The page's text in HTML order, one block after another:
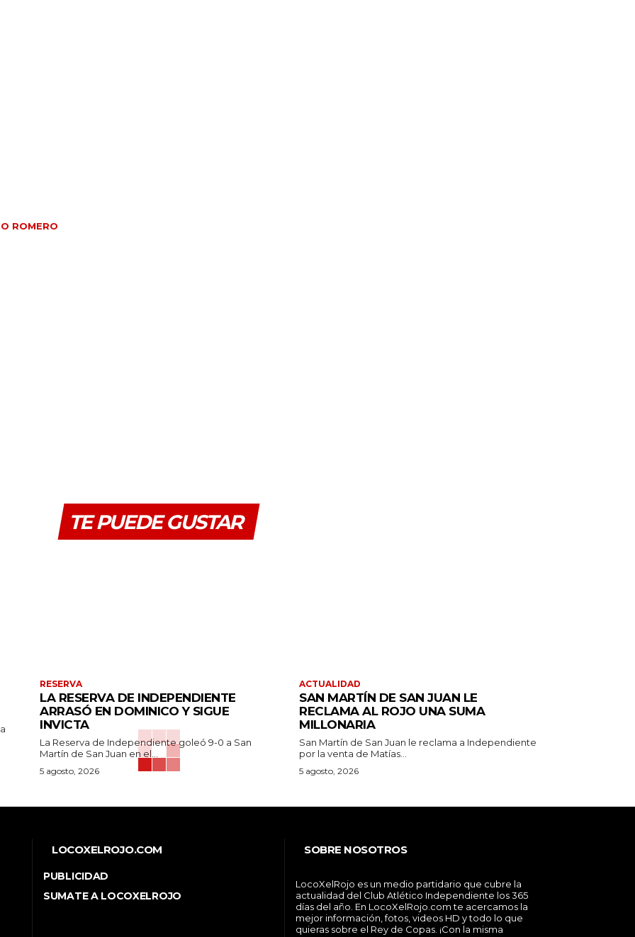
ROMERO
TE PUEDE GUSTAR
RESERVA
LA RESERVA DE INDEPENDIENTE
ARRASÓ EN DOMINICO Y SIGUE
INVICTA
La Reserva de Independiente goleó 9-0 a San
Martín de San Juan en el...
5 agosto, 2026
ACTUALIDAD
SAN MARTÍN DE SAN JUAN LE
RECLAMA AL ROJO UNA SUMA
MILLONARIA
San Martín de San Juan le reclama a Independiente
por la venta de Matías...
5 agosto, 2026
LOCOXELROJO.COM
PUBLICIDAD
SUMATE A LOCOXELROJO
SOBRE NOSOTROS
LocoXelRojo es un medio partidario que cubre la
actualidad del Club Atlético Independiente los 365
días del año. En LocoXelRojo.com te acercamos la
mejor información, fotos, videos HD y todo lo que
quieras sobre el Rey de Copas. ¡Con la misma